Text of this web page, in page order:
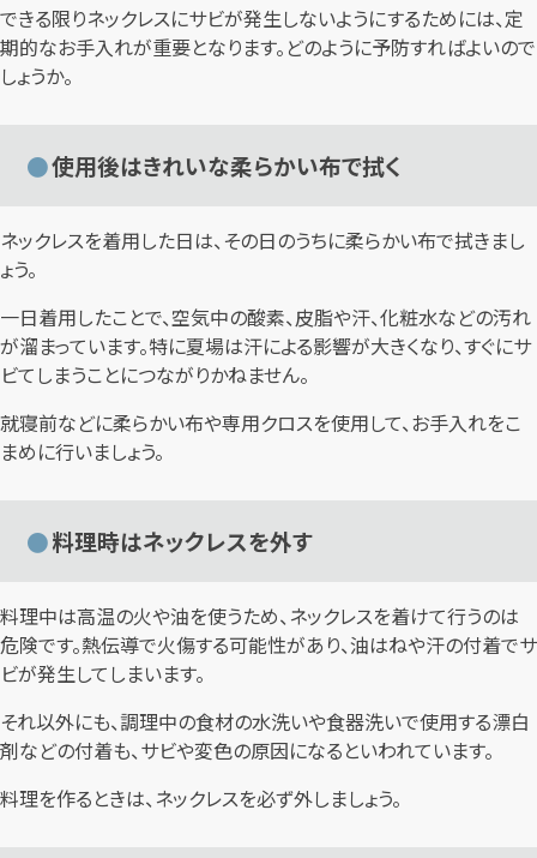
できる限りネックレスにサビが発生しないようにするためには、定
期的なお手入れが重要となります。どのように予防すればよいので
しょうか。
使用後はきれいな柔らかい布で拭く
ネックレスを着用した日は、その日のうちに柔らかい布で拭きまし
ょう。
一日着用したことで、空気中の酸素、皮脂や汗、化粧水などの汚れ
が溜まっています。特に夏場は汗による影響が大きくなり、すぐにサ
ビてしまうことにつながりかねません。
就寝前などに柔らかい布や専用クロスを使用して、お手入れをこ
まめに行いましょう。
料理時はネックレスを外す
料理中は高温の火や油を使うため、ネックレスを着けて行うのは
危険です。熱伝導で火傷する可能性があり、油はねや汗の付着でサ
ビが発生してしまいます。
それ以外にも、調理中の食材の水洗いや食器洗いで使用する漂白
剤などの付着も、サビや変色の原因になるといわれています。
料理を作るときは、ネックレスを必ず外しましょう。